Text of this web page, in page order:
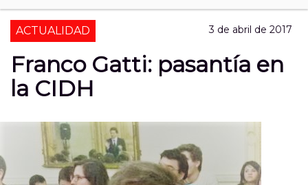
ACTUALIDAD 3 de abril de 2017
Franco Gatti: pasantía en
la CIDH